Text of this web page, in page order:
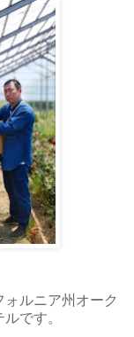
ルニア州オーク
です。